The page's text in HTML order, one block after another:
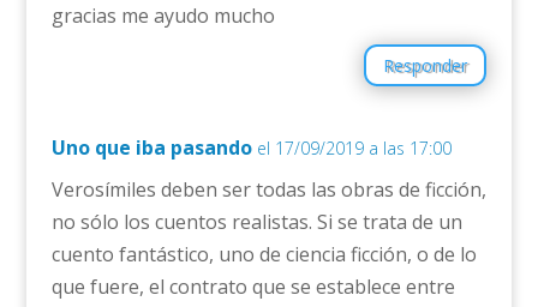
gracias me ayudo mucho
Responder
Uno que iba pasando el 17/09/2019 a las 17:00
Verosímiles deben ser todas las obras de ficción,
no sólo los cuentos realistas. Si se trata de un
cuento fantástico, uno de ciencia ficción, o de lo
que fuere, el contrato que se establece entre